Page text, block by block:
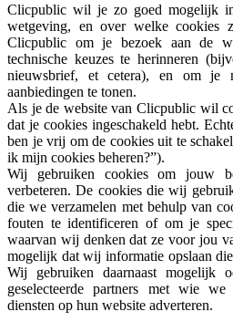
Clicpublic wil je zo goed mogelijk
wetgeving, en over welke cookies
Clicpublic om je bezoek aan de
technische keuzes te herinneren
nieuwsbrief, et cetera), en om je
aanbiedingen te tonen.
Als je de website van Clicpublic wil
dat je cookies ingeschakeld hebt.
ben je vrij om de cookies uit te
ik mijn cookies beheren?”).
Wij gebruiken cookies om jouw
verbeteren. De cookies die wij
die we verzamelen met behulp van
fouten te identificeren of om je
waarvan wij denken dat ze voor jou
mogelijk dat wij informatie opslaan
Wij gebruiken daarnaast mogelijk
geselecteerde partners met wie
diensten op hun website adverteren.